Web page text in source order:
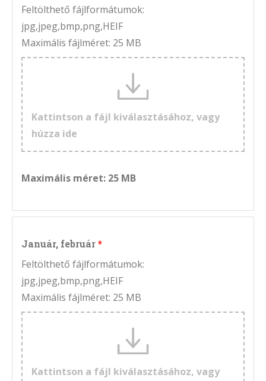
Feltölthető fájlformátumok:
jpg,jpeg,bmp,png,HEIF
Maximális fájlméret: 25 MB
Kattintson a fájl kiválasztásához, vagy
húzza ide
Maximális méret: 25 MB
Január, február
Feltölthető fájlformátumok:
jpg,jpeg,bmp,png,HEIF
Maximális fájlméret: 25 MB
Kattintson a fájl kiválasztásához, vagy